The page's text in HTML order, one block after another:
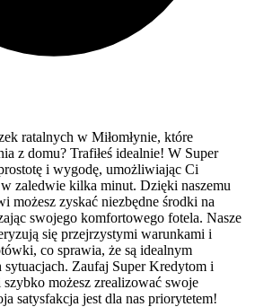
ratalnych w Miłomłynie, które
z domu? Trafiłeś idealnie! W Super
i wygodę, umożliwiając Ci
zaledwie kilka minut. Dzięki naszemu
możesz zyskać niezbędne środki na
swojego komfortowego fotela. Nasze
się przejrzystymi warunkami i
co sprawia, że są idealnym
sytuacjach. Zaufaj Super Kredytom i
możesz zrealizować swoje
satysfakcja jest dla nas priorytetem!